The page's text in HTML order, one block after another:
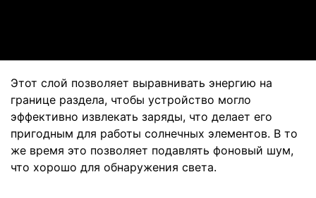
Этот слой позволяет выравнивать энергию на
границе раздела, чтобы устройство могло
эффективно извлекать заряды, что делает его
пригодным для работы солнечных элементов. В то
же время это позволяет подавлять фоновый шум,
что хорошо для обнаружения света.